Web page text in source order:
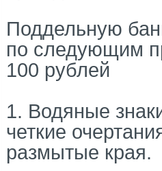
Поддельную
по следующим
100 рублей
1. Водяные
четкие
размытые края.